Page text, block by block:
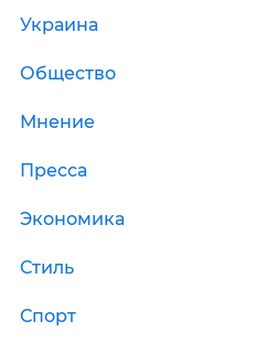
Украина
Общество
Мнение
Пресса
Экономика
Стиль
Спорт